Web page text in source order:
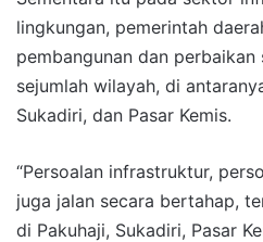
lingkungan, pemerintah
pembangunan dan
sejumlah wilayah, di
Sukadiri, dan Pasar Kemis.
“Persoalan infrastruktur,
juga jalan secara bertahap,
di Pakuhaji, Sukadiri, Pasar